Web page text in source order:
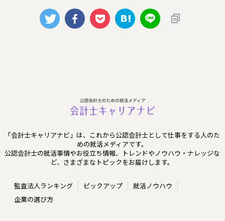
「会計士キャリアナビ」は、これから公認会計士として仕事をする人のた
めの就活メディアです。
公認会計士の就活事情やお役立ち情報、トレンドやノウハウ・ナレッジな
ど、さまざまなトピックをお届けします。
監査法人ランキング ピックアップ
就活ノウハウ
企業の選び方